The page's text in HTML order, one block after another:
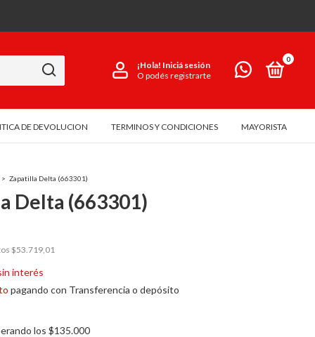
¡Hola! Iniciá sesión
O podés registrarte
0
DE DEVOLUCION TERMINOS Y CONDICIONES MAYORISTA
> Zapatilla Delta (663301)
Delta (663301)
$53.719,01
interés
pagando con Transferencia o depósito
los $135.000